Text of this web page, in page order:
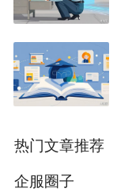
热门文章推荐
企服圈子